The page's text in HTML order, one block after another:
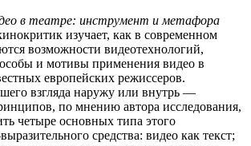
в театре: инструмент и метафора
изучает, как в современном
возможности видеотехнологий,
и мотивы применения видео в
европейских режиссеров.
взгляда наружу или внутрь —
по мнению автора исследования,
четыре основных типа этого
средства: видео как текст;